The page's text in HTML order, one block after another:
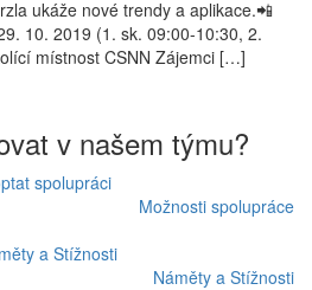
ukáže nové trendy a aplikace.📲
10. 2019 (1. sk. 09:00-10:30, 2.
místnost CSNN Zájemci […]
v našem týmu?
spolupráci
Možnosti spolupráce
a Stížnosti
Náměty a Stížnosti